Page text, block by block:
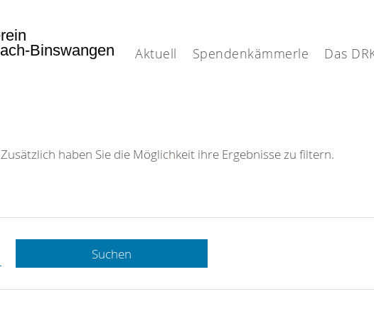
Aktuell Spendenkämmerle Das
Binswangen
haben Sie die Möglichkeit ihre Ergebnisse zu filtern.
Suchen